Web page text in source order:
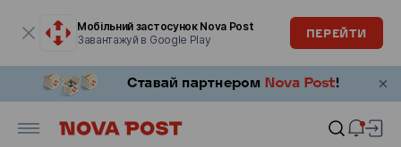
Мобільний застосунок Nova Post
Завантажуй в Google Play
ПЕРЕЙТИ